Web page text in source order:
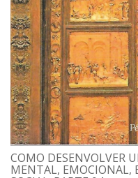
COMO DESENVOLVER
MENTAL, EMOCIONAL,